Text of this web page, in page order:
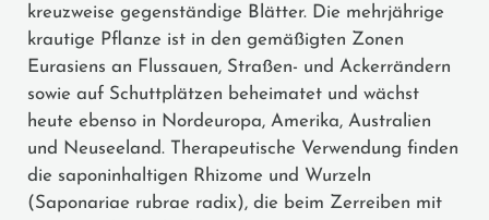
kreuzweise gegenständige Blätter. Die mehrjährige
krautige Pflanze ist in den gemäßigten Zonen
Eurasiens an Flussauen, Straßen- und Ackerrändern
sowie auf Schuttplätzen beheimatet und wächst
heute ebenso in Nordeuropa, Amerika, Australien
und Neuseeland. Therapeutische Verwendung finden
die saponinhaltigen Rhizome und Wurzeln
(Saponariae rubrae radix), die beim Zerreiben mit